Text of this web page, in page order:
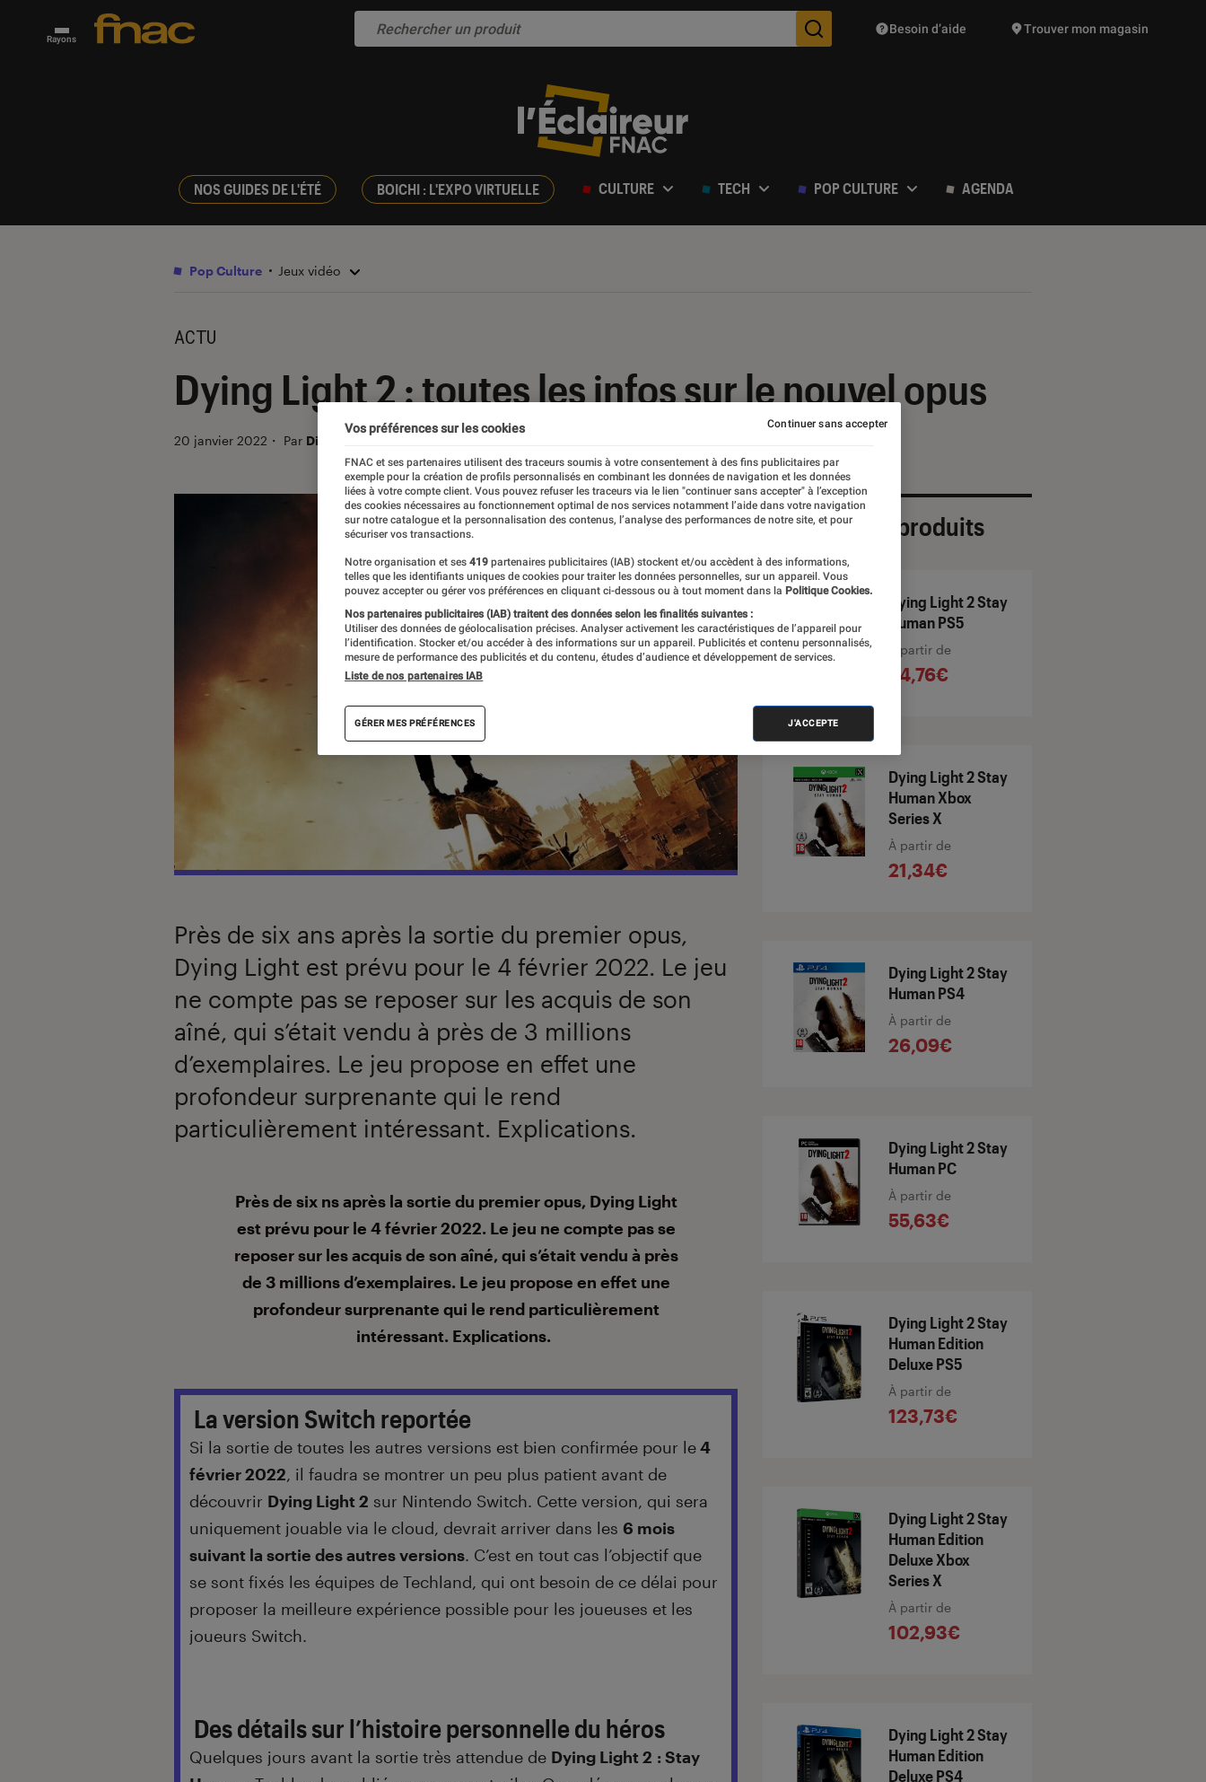
Rayons Des suggestions de produits vont vous être proposées
Besoin d’aide Trouver mon magasin
NOS GUIDES DE L'ÉTÉ BOICHI : L'EXPO VIRTUELLE CULTURE TECH POP CULTURE AGENDA
Pop Culture Jeux vidéo
ACTU
Dying Light 2 : toutes les infos sur le nouvel opus
20 janvier 2022 ・ Par Dimitri
Près de six ans après la sortie du premier opus,
Dying Light est prévu pour le 4 février 2022. Le jeu
ne compte pas se reposer sur les acquis de son
aîné, qui s’était vendu à près de 3 millions
d’exemplaires. Le jeu propose en effet une
profondeur surprenante qui le rend
particulièrement intéressant. Explications.
Introduction
Près de six ns après la sortie du premier opus, Dying Light
est prévu pour le 4 février 2022. Le jeu ne compte pas se
reposer sur les acquis de son aîné, qui s’était vendu à près
de 3 millions d’exemplaires. Le jeu propose en effet une
profondeur surprenante qui le rend particulièrement
intéressant. Explications.
La version Switch reportée
Si la sortie de toutes les autres versions est bien confirmée pour le4
février 2022, il faudra se montrer un peu plus patient avant de
découvrir Dying Light 2 sur Nintendo Switch. Cette version, qui sera
uniquement jouable via le cloud, devrait arriver dans les 6 mois
suivant la sortie des autres versions. C’est en tout cas l’objectif que
se sont fixés les équipes de Techland, qui ont besoin de ce délai pour
proposer la meilleure expérience possible pour les joueuses et les
joueurs Switch.
Des détails sur l’histoire personnelle du héros
Quelques jours avant la sortie très attendue de Dying Light 2 : Stay
Sélection de produits
Dying Light 2 Stay
Human PS5
À partir de
24,76€
Dying Light 2 Stay
Human Xbox
Series X
À partir de
21,34€
Dying Light 2 Stay
Human PS4
À partir de
26,09€
Dying Light 2 Stay
Human PC
À partir de
55,63€
Dying Light 2 Stay
Human Edition
Deluxe PS5
À partir de
123,73€
Dying Light 2 Stay
Human Edition
Deluxe Xbox
Series X
À partir de
102,93€
Dying Light 2 Stay
Human Edition
Deluxe PS4
Vos préférences sur les cookies
FNAC et ses partenaires utilisent des traceurs soumis à votre consentement à des fins publicitaires par
exemple pour la création de profils personnalisés en combinant les données de navigation et les données
liées à votre compte client. Vous pouvez refuser les traceurs via le lien "continuer sans accepter" à l’exception
des cookies nécessaires au fonctionnement optimal de nos services notamment l’aide dans votre navigation
sur notre catalogue et la personnalisation des contenus, l’analyse des performances de notre site, et pour
sécuriser vos transactions.
Notre organisation et ses 419 partenaires publicitaires (IAB) stockent et/ou accèdent à des informations,
telles que les identifiants uniques de cookies pour traiter les données personnelles, sur un appareil. Vous
pouvez accepter ou gérer vos préférences en cliquant ci-dessous ou à tout moment dans la Politique Cookies.
Nos partenaires publicitaires (IAB) traitent des données selon les finalités suivantes :
Utiliser des données de géolocalisation précises. Analyser activement les caractéristiques de l’appareil pour
l’identification. Stocker et/ou accéder à des informations sur un appareil. Publicités et contenu personnalisés,
mesure de performance des publicités et du contenu, études d’audience et développement de services.
Liste de nos partenaires IAB
GÉRER MES PRÉFÉRENCES J'ACCEPTE
Continuer sans accepter